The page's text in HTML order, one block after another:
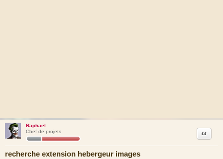
Raphaël
Chef de projets
recherche extension hebergeur images
Citation